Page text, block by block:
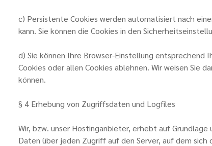
c) Persistente Cookies werden automatisiert nach
kann. Sie können die Cookies in den
d) Sie können Ihre Browser-Einstellung entsprechend
Cookies oder allen Cookies ablehnen. Wir weisen Sie
können.
§ 4 Erhebung von Zugriffsdaten und Logfiles
Wir, bzw. unser Hostinganbieter, erhebt auf
Daten über jeden Zugriff auf den Server, auf dem